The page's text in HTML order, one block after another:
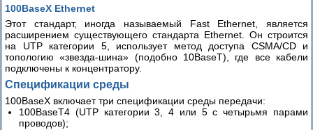
100BaseX Ethernet
Этот стандарт, иногда называемый Fast Ethernet, является
расширением существующего стандарта Ethernet. Он строится
на UTP категории 5, использует метод доступа CSMA/CD и
топологию «звезда-шина» (подобно 10BaseT), где все кабели
подключены к концентратору.
Спецификации среды
100BaseX включает три спецификации среды передачи:
100BaseT4 (UTP категории 3, 4 или 5 с четырьмя парами
проводов);